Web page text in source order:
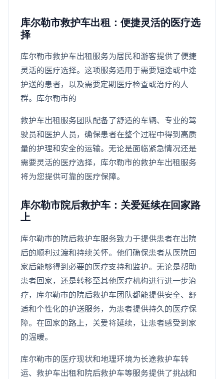
库尔勒市救护车出租：便捷灵活的医疗选
择
库尔勒市救护车出租服务为居民和游客提供了便捷
灵活的医疗选择。这项服务适用于需要短途或中途
护送的患者，以及需要定期医疗检查或治疗的人
群。库尔勒市的
救护车出租服务团队配备了舒适的车辆、专业的驾
驶员和医护人员，确保患者在整个过程中得到高质
量的护理和安全的运输。无论是面临紧急情况还是
需要灵活的医疗选择，库尔勒市的救护车出租服务
将为您提供可靠的医疗保障。
库尔勒市院后救护车：关爱延续在回家路
上
库尔勒市的院后救护车服务致力于提供患者在出院
后的顺利过渡和持续关怀。他们确保患者从医院回
家后能够得到必要的医疗支持和监护。无论是帮助
患者回家，还是转移至其他医疗机构进行进一步治
疗，库尔勒市的院后救护车团队都能提供安全、舒
适和个性化的护送服务，为患者提供持久的医疗保
障。在回家的路上，关爱将延续，让患者感受到家
的温暖。
库尔勒市的医疗现状和地理环境为长途救护车转
运、救护车出租和院后救护车等服务提供了挑战和